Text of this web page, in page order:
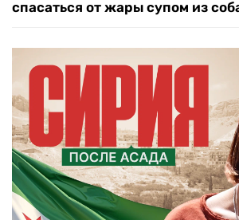
спасаться от жары супом из